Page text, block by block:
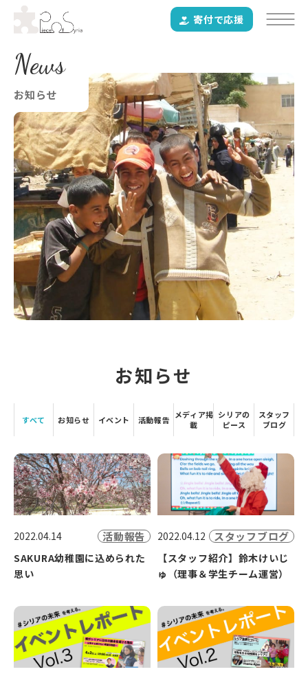
寄付で応援
News
お知らせ
お知らせ
すべて お知らせ イベント 活動報告
メディア掲
載
シリアの
ピース
スタッフ
ブログ
2022.04.14 活動報告
SAKURA幼稚園に込められた
思い
2022.04.12 スタッフブログ
【スタッフ紹介】鈴木けいじ
ゅ（理事＆学生チーム運営）